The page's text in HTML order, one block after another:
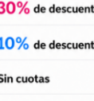
para